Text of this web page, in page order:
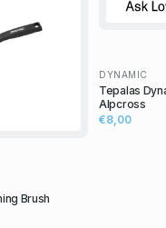
Brush
DYNAMIC
Tepalas
Alpcross
€8,00